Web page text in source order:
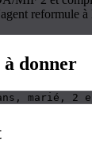
reformule à
à donner
marié, 2